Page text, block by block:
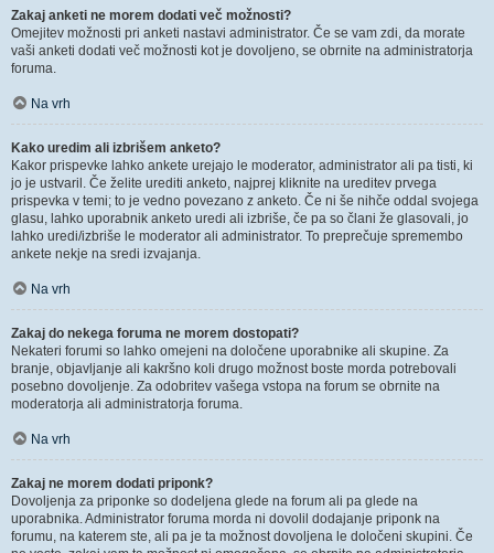
Zakaj anketi ne morem dodati več možnosti?
Omejitev možnosti pri anketi nastavi administrator. Če se vam zdi, da morate
vaši anketi dodati več možnosti kot je dovoljeno, se obrnite na administratorja
foruma.
Na vrh
Kako uredim ali izbrišem anketo?
Kakor prispevke lahko ankete urejajo le moderator, administrator ali pa tisti, ki
jo je ustvaril. Če želite urediti anketo, najprej kliknite na ureditev prvega
prispevka v temi; to je vedno povezano z anketo. Če ni še nihče oddal svojega
glasu, lahko uporabnik anketo uredi ali izbriše, če pa so člani že glasovali, jo
lahko uredi/izbriše le moderator ali administrator. To preprečuje spremembo
ankete nekje na sredi izvajanja.
Na vrh
Zakaj do nekega foruma ne morem dostopati?
Nekateri forumi so lahko omejeni na določene uporabnike ali skupine. Za
branje, objavljanje ali kakršno koli drugo možnost boste morda potrebovali
posebno dovoljenje. Za odobritev vašega vstopa na forum se obrnite na
moderatorja ali administratorja foruma.
Na vrh
Zakaj ne morem dodati priponk?
Dovoljenja za priponke so dodeljena glede na forum ali pa glede na
uporabnika. Administrator foruma morda ni dovolil dodajanje priponk na
forumu, na katerem ste, ali pa je ta možnost dovoljena le določeni skupini. Če